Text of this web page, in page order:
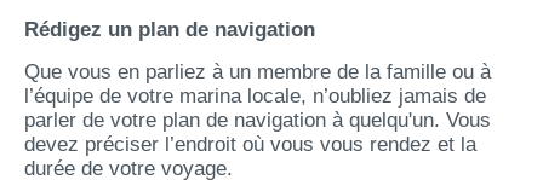
Rédigez un plan de navigation
Que vous en parliez à un membre de la famille ou à
l’équipe de votre marina locale, n’oubliez jamais de
parler de votre plan de navigation à quelqu'un. Vous
devez préciser l’endroit où vous vous rendez et la
durée de votre voyage.